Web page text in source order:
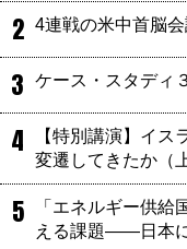
2 4連戦の米中首脳
3 ケース・スタディ
4
【特別講演】イス
変遷してきたか（
5
「エネルギー供
える課題――日本